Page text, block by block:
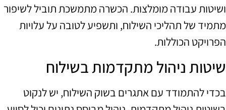
ושיטות עבודה מומלצות. הכשרה מתמשכת תוביל לשיפור
מתמיד של תהליכי השילוח, ותשפיע לטובה על עלויות
הפרויקט הכוללות.
שיטות ניהול מתקדמות בשילוח
בכדי להתמודד עם אתגרים בשוק השילוח, יש לנקוט